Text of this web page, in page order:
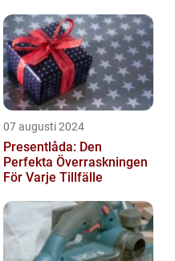
07 augusti 2024
Presentlåda: Den
Perfekta Överraskningen
För Varje Tillfälle